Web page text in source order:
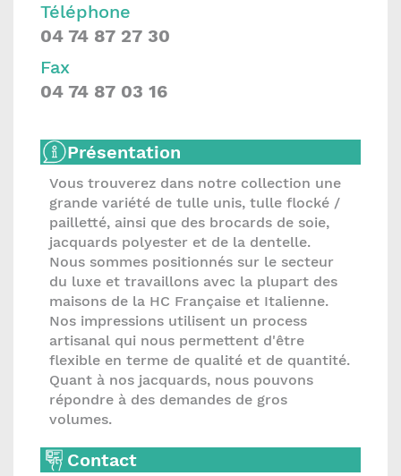
Téléphone
04 74 87 27 30
Fax
04 74 87 03 16
Présentation
Vous trouverez dans notre collection une
grande variété de tulle unis, tulle flocké /
pailletté, ainsi que des brocards de soie,
jacquards polyester et de la dentelle.
Nous sommes positionnés sur le secteur
du luxe et travaillons avec la plupart des
maisons de la HC Française et Italienne.
Nos impressions utilisent un process
artisanal qui nous permettent d'être
flexible en terme de qualité et de quantité.
Quant à nos jacquards, nous pouvons
répondre à des demandes de gros
volumes.
Contact